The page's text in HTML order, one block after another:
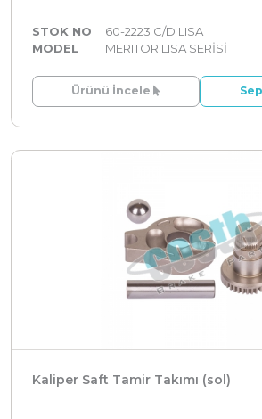
STOK NO
60-2223 C/D LISA
MODEL
MERITOR:LISA SERİSİ
Ürünü İncele
Kaliper Saft Tamir Takımı (sol)